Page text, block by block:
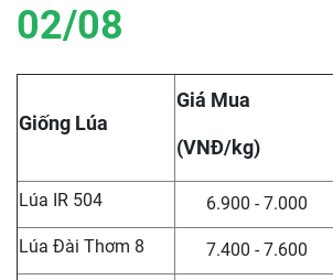
02/08
Giống Lúa
Giá Mua
(VNĐ/kg)
Lúa IR 504 6.900 - 7.000
Lúa Đài Thơm 8 7.400 - 7.600